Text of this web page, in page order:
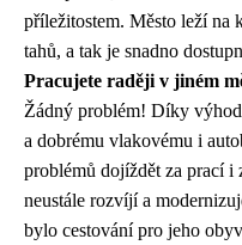
příležitostem. Město leží na
tahů, a tak je snadno
Pracujete raději v jiném
Žádný problém! Díky
a dobrému vlakovému i
problémů dojíždět za prací i
neustále rozvíjí a
bylo cestování pro jeho